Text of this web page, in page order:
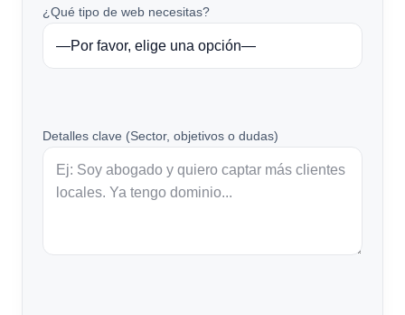
¿Qué tipo de web necesitas?
Detalles clave (Sector, objetivos o dudas)